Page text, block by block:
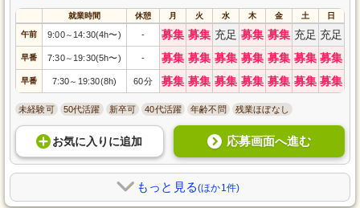
就業時間 休憩 月 火 水 木 金 土 日
午前 9:00～ 14:30(4h〜) - 募集 募集 充足 募集 募集 充足 充足
早番 7:30～ 19:30(5h〜) - 募集 募集 募集 募集 募集 募集 募集
早番 7:30～ 19:30(8h) 60分 募集 募集 募集 募集 募集 募集 募集
未経験可 50代活躍 新卒可 40代活躍 年齢不問 残業ほぼなし
お気に入り に追加 応募画面へ進む
もっと見る(ほか1件)